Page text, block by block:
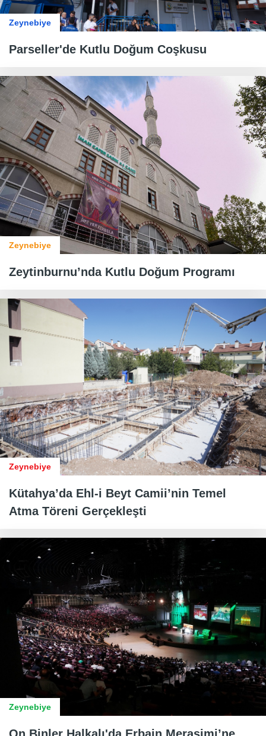
Zeynebiye
​​​​​​​Parseller'de Kutlu Doğum Coşkusu
Zeynebiye
Zeytinburnu’nda Kutlu Doğum Programı
Zeynebiye
Kütahya’da Ehl-i Beyt Camii’nin Temel
Atma Töreni Gerçekleşti
Zeynebiye